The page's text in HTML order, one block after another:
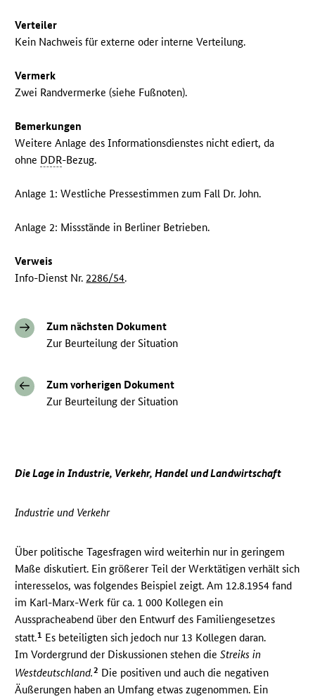
Verteiler
Kein Nachweis für externe oder interne Verteilung.
Vermerk
Zwei Randvermerke (siehe Fußnoten).
Bemerkungen
Weitere Anlage des Informationsdienstes nicht ediert, da
ohne DDR-Bezug.
Anlage 1: Westliche Pressestimmen zum Fall Dr. John.
Anlage 2: Missstände in Berliner Betrieben.
Verweis
Info-Dienst Nr. 2286/54.
Zum nächsten Dokument
Zur Beurteilung der Situation
Zum vorherigen Dokument
Zur Beurteilung der Situation
Die Lage in Industrie, Verkehr, Handel und Landwirtschaft
Industrie und Verkehr
Über politische Tagesfragen wird weiterhin nur in geringem
Maße diskutiert. Ein größerer Teil der Werktätigen verhält sich
interesselos, was folgendes Beispiel zeigt. Am 12.8.1954 fand
im Karl-Marx-Werk für ca. 1 000 Kollegen ein
Ausspracheabend über den Entwurf des Familiengesetzes
statt.1 Es beteiligten sich jedoch nur 13 Kollegen daran.
Im Vordergrund der Diskussionen stehen dieStreiks in
Westdeutschland.2 Die positiven und auch die negativen
Äußerungen haben an Umfang etwas zugenommen. Ein